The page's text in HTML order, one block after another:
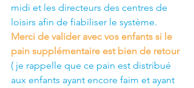
midi et les directeurs des centres de
loisirs afin de fiabiliser le système.
Merci de valider avec vos enfants si le
pain supplémentaire est bien de retour
( je rappelle que ce pain est distribué
aux enfants ayant encore faim et ayant